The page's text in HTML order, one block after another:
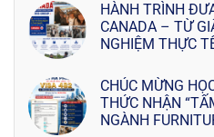
HÀNH TRÌNH
CANADA – TỪ
NGHIỆM THỰC
CHÚC MỪNG
THỨC NHẬN
NGÀNH